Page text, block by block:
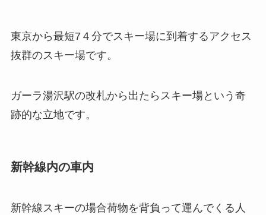
東京から最短7４分でスキー場に到着するアクセス
抜群のスキー場です。
ガーラ湯沢駅の改札から出たらスキー場という奇
跡的な立地です。
新幹線内の車内
新幹線スキーの場合荷物を背負って運んでくる人